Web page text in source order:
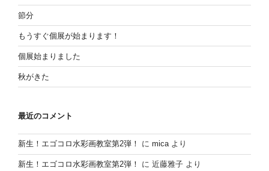
節分
もうすぐ個展が始まります！
個展始まりました
秋がきた
最近のコメント
新生！エゴコロ水彩画教室第2弾！ に micaより
新生！エゴコロ水彩画教室第2弾！ に 近藤雅子 より